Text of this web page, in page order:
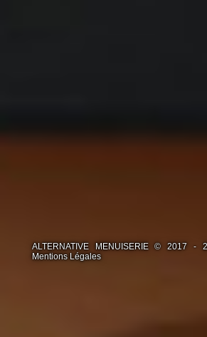
ALTERNATIVE MENUISERIE © 2017 -
Mentions Légales